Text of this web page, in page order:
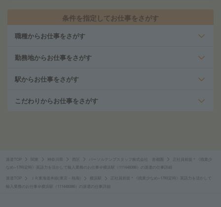
条件を指定してお仕事をさがす
職種からお仕事をさがす
勤務地からお仕事をさがす
駅からお仕事をさがす
こだわりからお仕事をさがす
派遣TOP 関東 神奈川県 西区 パーソルテンプスタッフ株式会社 首都圏
正社員前提＊《残業少
なめ×17時定時》英語力を活かして輸入業務のお仕事＠横浜駅（111448386）の派遣の仕事詳細
派遣TOP ＪＲ東海道本線(東京－熱海)
正社員前提＊《残業少なめ×17時定時》英語力を活かして
輸入業務のお仕事＠横浜駅（111448386）の派遣の仕事詳細